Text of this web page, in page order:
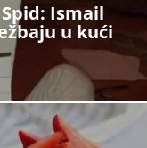
Ismail
u kući